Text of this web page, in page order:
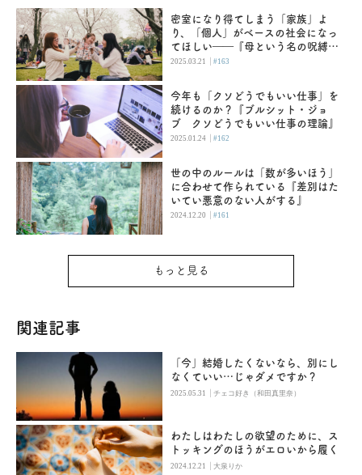
密室になり得てしまう「家族」よ
り、「個人」がベースの社会になっ
てほしい――『母という名の呪縛
娘という牢獄』
2025.03.21 |#163
今年も「クソどうでもいい仕事」を
続けるのか？『ブルシット・ジョ
ブ クソどうでもいい仕事の理論』
2025.01.24 |#162
世の中のルールは「数が多いほう」
に合わせて作られている『差別はた
いてい悪意のない人がする』
2024.12.20 |#161
もっと見る
関連記事
「今」結婚したくないなら、別にし
なくていい…じゃダメですか？
2025.05.31 |チェコ好き（和田真里奈）
わたしはわたしの欲望のために、ス
トッキングのほうがエロいから履く
2024.12.21 |大泉りか